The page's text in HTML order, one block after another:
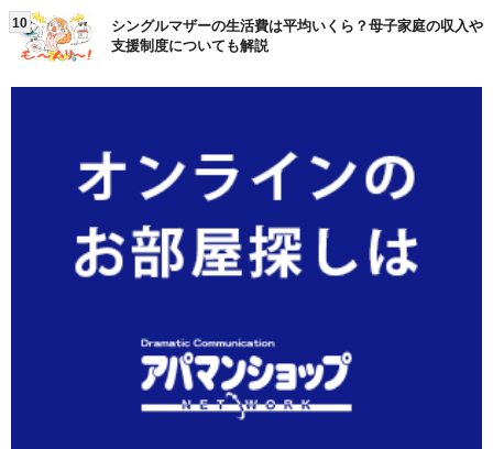
10
シングルマザーの生活費は平均いくら？母子家庭の収入や
支援制度についても解説